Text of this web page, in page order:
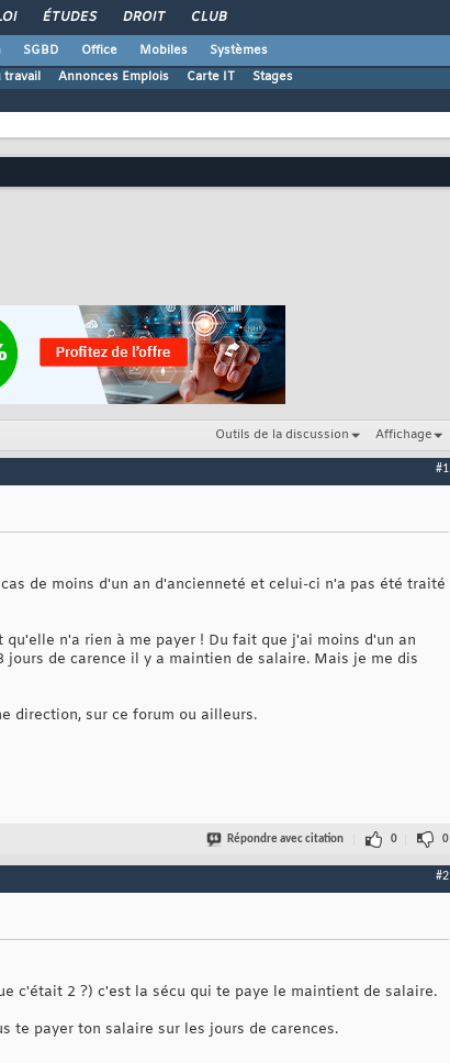
ÉTUDES DROIT CLUB
SGBD Office Mobiles
Systèmes
travail Annonces Emplois Carte IT Stages
Outils de la discussion Affichage
#1
de moins d'un an d'ancienneté et celui-ci n'a pas été traité
n'a rien à me payer ! Du fait que j'ai moins d'un an
jours de carence il y a maintien de salaire. Mais je me dis
direction, sur ce forum ou ailleurs.
Répondre avec citation 0 0
#2
c'était 2 ?) c'est la sécu qui te paye le maintient de salaire.
te payer ton salaire sur les jours de carences.